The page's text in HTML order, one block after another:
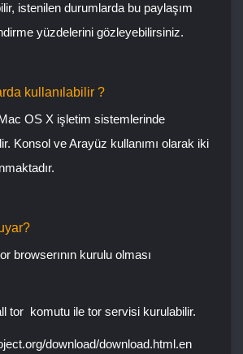
istenilen durumlarda bu paylaşım
yüzdelerini gözleyebilirsiniz.
kullanılabilir ?
OS X işletim sistemlerinde
Konsol ve Arayüz kullanımı olarak iki
browserının kurulu olması
tor komutu ile tor servisi kurulabilir.
download/download.html.en